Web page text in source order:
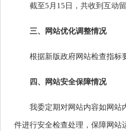
截至5月15日，共收到互动
三、网站优化调整情况
根据新版政府网站检查指标
四、网站安全保障情况
我委定期对网站内容如网站
件进行安全检查处理，保障网站